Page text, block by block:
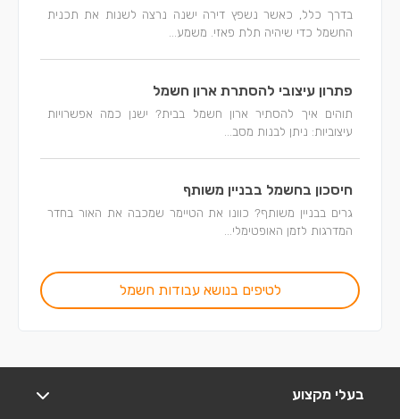
בדרך כלל, כאשר נשפץ דירה ישנה נרצה לשנות את תכנית
החשמל כדי שיהיה תלת פאזי. משמע...
פתרון עיצובי להסתרת ארון חשמל
תוהים איך להסתיר ארון חשמל בבית? ישנן כמה אפשרויות
עיצוביות: ניתן לבנות מסב...
חיסכון בחשמל בבניין משותף
גרים בבניין משותף? כוונו את הטיימר שמכבה את האור בחדר
המדרגות לזמן האופטימלי...
לטיפים בנושא עבודות חשמל
בעלי מקצוע